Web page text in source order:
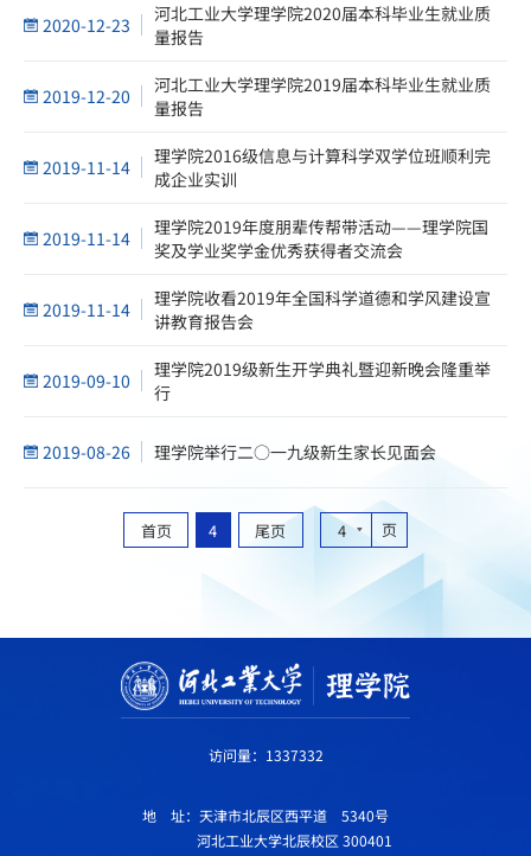
2020-12-23
河北工业大学理学院2020届本科毕业生就业质
量报告
2019-12-20
河北工业大学理学院2019届本科毕业生就业质
量报告
2019-11-14
理学院2016级信息与计算科学双学位班顺利完
成企业实训
2019-11-14
理学院2019年度朋辈传帮带活动——理学院国
奖及学业奖学金优秀获得者交流会
2019-11-14
理学院收看2019年全国科学道德和学风建设宣
讲教育报告会
2019-09-10
理学院2019级新生开学典礼暨迎新晚会隆重举
行
2019-08-26 理学院举行二○一九级新生家长见面会
首页 4 尾页 4 页
访问量： 1337332
地 址：天津市北辰区西平道 5340号
河北工业大学北辰校区 300401